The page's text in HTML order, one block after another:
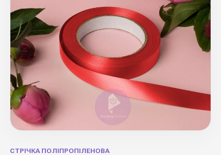
СТРІЧКА ПОЛІПРОПІЛЕНОВА